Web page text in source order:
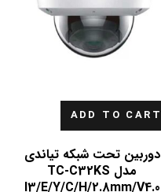
ADD TO CART
دوربین تحت شبکه تیاندی
مدل TC-C32KS
I3/E/Y/C/H/2.8mm/V4.0